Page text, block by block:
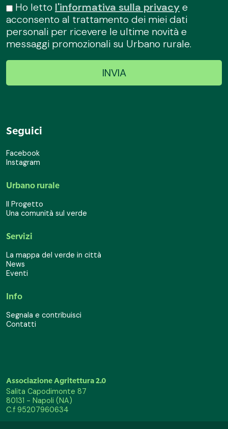
Ho letto l'informativa sulla privacye
acconsento al trattamento dei miei dati
personali per ricevere le ultime novità e
messaggi promozionali su Urbano rurale.
Seguici
Facebook
Instagram
Urbano rurale
Il Progetto
Una comunità sul verde
Servizi
La mappa del verde in città
News
Eventi
Info
Segnala e contribuisci
Contatti
Associazione Agritettura 2.0
Salita Capodimonte 87
80131 - Napoli (NA)
C.f 95207960634